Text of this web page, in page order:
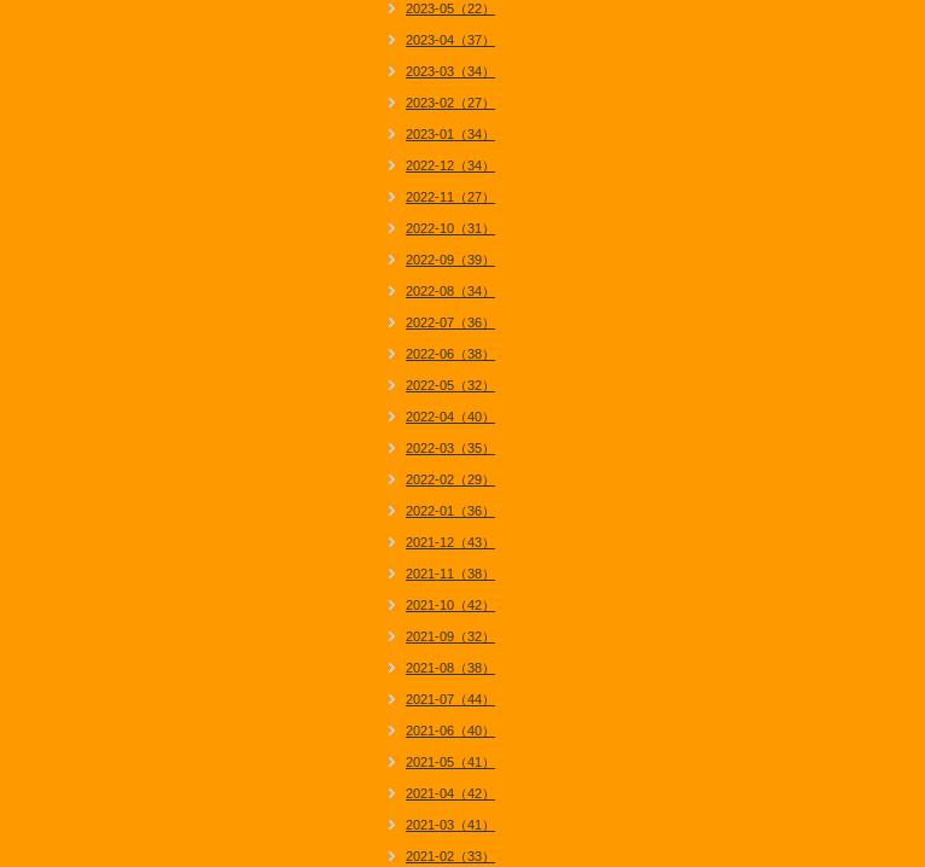
2023-05（22）
2023-04（37）
2023-03（34）
2023-02（27）
2023-01（34）
2022-12（34）
2022-11（27）
2022-10（31）
2022-09（39）
2022-08（34）
2022-07（36）
2022-06（38）
2022-05（32）
2022-04（40）
2022-03（35）
2022-02（29）
2022-01（36）
2021-12（43）
2021-11（38）
2021-10（42）
2021-09（32）
2021-08（38）
2021-07（44）
2021-06（40）
2021-05（41）
2021-04（42）
2021-03（41）
2021-02（33）